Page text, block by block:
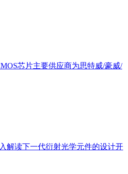
芯片主要供应商为思特威/豪威/
解读下一代衍射光学元件的设计开